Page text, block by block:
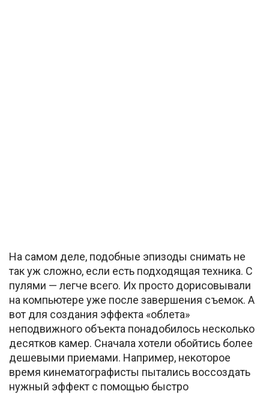
На самом деле, подобные эпизоды снимать не
так уж сложно, если есть подходящая техника. С
пулями — легче всего. Их просто дорисовывали
на компьютере уже после завершения съемок. А
вот для создания эффекта «облета»
неподвижного объекта понадобилось несколько
десятков камер. Сначала хотели обойтись более
дешевыми приемами. Например, некоторое
время кинематографисты пытались воссоздать
нужный эффект с помощью быстро